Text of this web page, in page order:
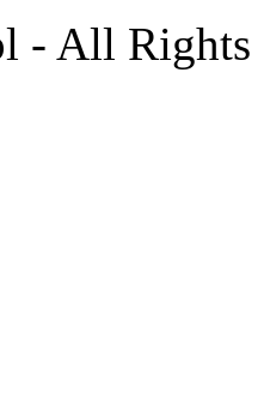
- All Rights